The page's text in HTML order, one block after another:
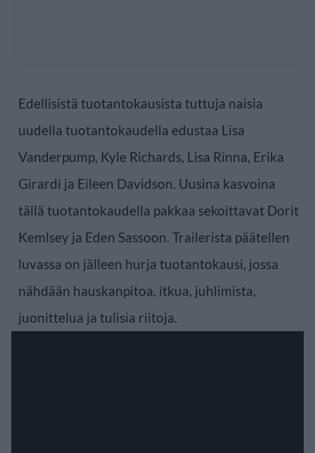
Edellisistä tuotantokausista tuttuja naisia
uudella tuotantokaudella edustaa Lisa
Vanderpump, Kyle Richards, Lisa Rinna, Erika
Girardi ja Eileen Davidson. Uusina kasvoina
tällä tuotantokaudella pakkaa sekoittavat Dorit
Kemlsey ja Eden Sassoon. Trailerista päätellen
luvassa on jälleen hurja tuotantokausi, jossa
nähdään hauskanpitoa, itkua, juhlimista,
juonittelua ja tulisia riitoja.